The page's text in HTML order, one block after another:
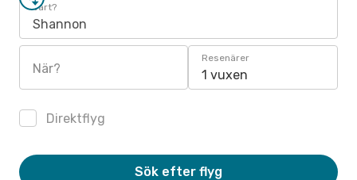
Vart?
Shannon
När?
Resenärer
1 vuxen
Direktflyg
Sök efter flyg